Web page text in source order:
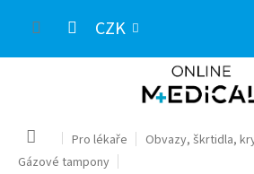
CZK
Domů Pro lékaře
Obvazy, škrtidla,
Gázové tampony